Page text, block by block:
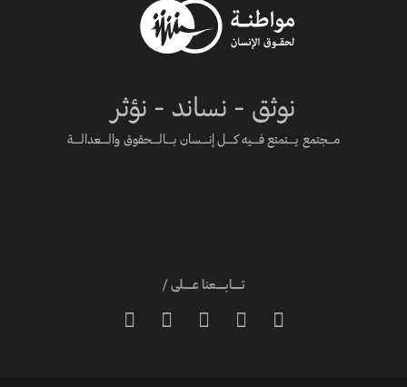
نوثق - نساند - نؤثر
مـــجتمع يــــتمتع فــــيه كــــل إنــــسان بــــالــــحقوق والــــعدالــــة
تـــــابـــــعنا عـــــلى /




